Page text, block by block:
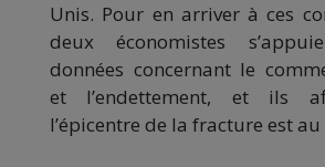
Unis. Pour en arriver à ces
deux économistes
données concernant le
et l’endettement, et ils
l’épicentre de la fracture est au